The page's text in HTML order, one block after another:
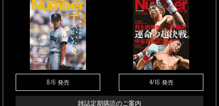
8/6 発売 4/16 発売
雑誌定期購読のご案内